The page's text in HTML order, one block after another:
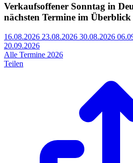
Verkaufsoffener Sonntag in
nächsten Termine im Überblick
16.08.2026 23.08.2026 30.08.2026
20.09.2026
Alle Termine 2026
Teilen